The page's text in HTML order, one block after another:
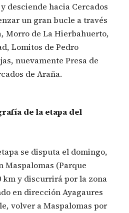
desciende hacia Cercados
un gran bucle a través
Morro de La Hierbahuerto,
Lomitos de Pedro
nuevamente Presa de
de Araña.
de la etapa del
se disputa el domingo,
Maspalomas (Parque
km y discurrirá por la zona
en dirección Ayagaures
volver a Maspalomas por